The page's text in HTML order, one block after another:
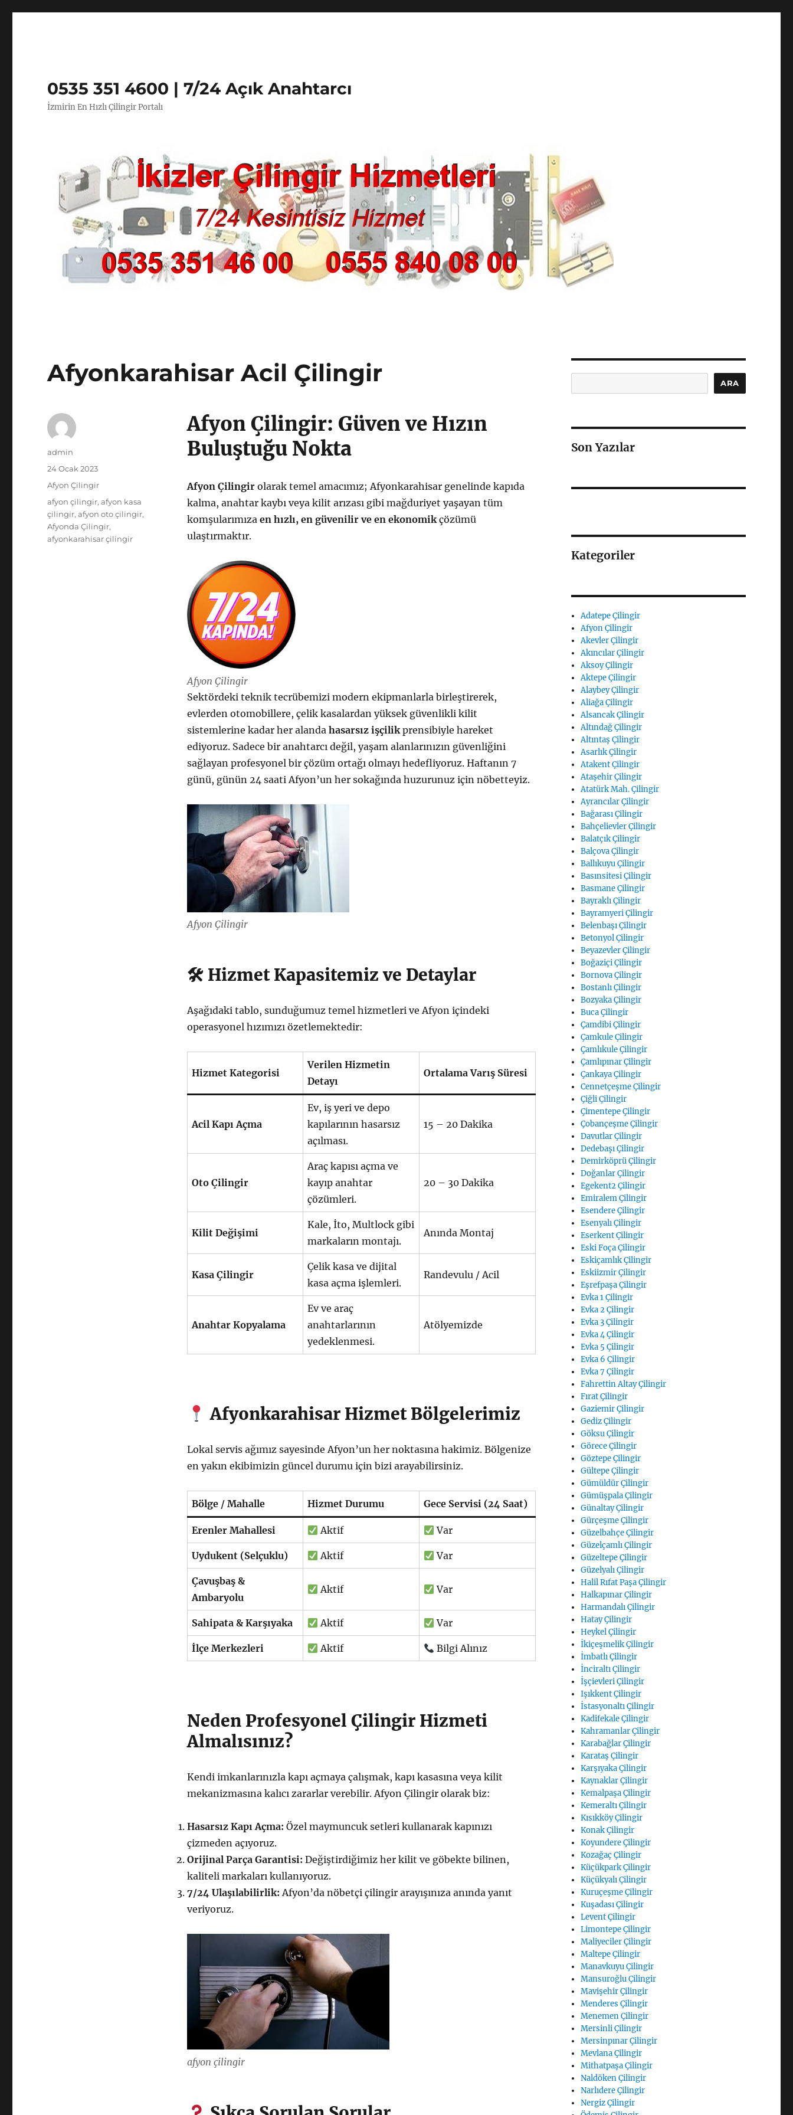
0535 351 4600 | 7/24 Açık Anahtarcı
İzmirin En Hızlı Çilingir Portalı
Afyonkarahisar Acil Çilingir
Afyon Çilingir: Güven ve Hızın
Buluştuğu Nokta
Afyon Çilingirolarak temel amacımız; Afyonkarahisar genelinde kapıda
kalma, anahtar kaybı veya kilit arızası gibi mağduriyet yaşayan tüm
komşularımıza en hızlı, en güvenilir ve en ekonomikçözümü
ulaştırmaktır.
Afyon Çilingir
Sektördeki teknik tecrübemizi modern ekipmanlarla birleştirerek,
evlerden otomobillere, çelik kasalardan yüksek güvenlikli kilit
sistemlerine kadar her alanda hasarsız işçilikprensibiyle hareket
ediyoruz. Sadece bir anahtarcı değil, yaşam alanlarınızın güvenliğini
sağlayan profesyonel bir çözüm ortağı olmayı hedefliyoruz. Haftanın 7
günü, günün 24 saati Afyon’un her sokağında huzurunuz için nöbetteyiz.
Afyon Çilingir
🛠 Hizmet Kapasitemiz ve Detaylar
Aşağıdaki tablo, sunduğumuz temel hizmetleri ve Afyon içindeki
operasyonel hızımızı özetlemektedir:
Hizmet Kategorisi
Verilen Hizmetin
Detayı
Ortalama Varış Süresi
Acil Kapı Açma
Ev, iş yeri ve depo
kapılarının hasarsız
açılması.
15 – 20 Dakika
Oto Çilingir
Araç kapısı açma ve
kayıp anahtar
çözümleri.
20 – 30 Dakika
Kilit Değişimi
Kale, İto, Multlock gibi
markaların montajı.
Anında Montaj
Kasa Çilingir
Çelik kasa ve dijital
kasa açma işlemleri.
Randevulu / Acil
Anahtar Kopyalama
Ev ve araç
anahtarlarının
yedeklenmesi.
Atölyemizde
Afyonkarahisar Hizmet Bölgelerimiz
Lokal servis ağımız sayesinde Afyon’un her noktasına hakimiz. Bölgenize
en yakın ekibimizin güncel durumu için bizi arayabilirsiniz.
Bölge / Mahalle Hizmet Durumu Gece Servisi (24 Saat)
Erenler Mahallesi Aktif Var
Uydukent (Selçuklu) Aktif Var
Çavuşbaş &
Ambaryolu
Aktif Var
Sahipata & Karşıyaka Aktif Var
İlçe Merkezleri Aktif Bilgi Alınız
Neden Profesyonel Çilingir Hizmeti
Almalısınız?
Kendi imkanlarınızla kapı açmaya çalışmak, kapı kasasına veya kilit
mekanizmasına kalıcı zararlar verebilir. Afyon Çilingir olarak biz:
Hasarsız Kapı Açma: Özel maymuncuk setleri kullanarak kapınızı
çizmeden açıyoruz.
Orijinal Parça Garantisi: Değiştirdiğimiz her kilit ve göbekte bilinen,
kaliteli markaları kullanıyoruz.
7/24 Ulaşılabilirlik: Afyon’da nöbetçi çilingir arayışınıza anında yanıt
veriyoruz.
afyon çilingir
Yazar
admin
Yayın
tarihi
24 Ocak 2023
Kategoriler
Afyon Çilingir
Etiketler
afyon çilingir,afyon kasa
çilingir,afyon oto çilingir,
Afyonda Çilingir,
afyonkarahisar çilingir
ARA
Son Yazılar
Kategoriler
Adatepe Çilingir
Afyon Çilingir
Akevler Çilingir
Akıncılar Çilingir
Aksoy Çilingir
Aktepe Çilingir
Alaybey Çilingir
Aliağa Çilingir
Alsancak Çilingir
Altındağ Çilingir
Altıntaş Çilingir
Asarlık Çilingir
Atakent Çilingir
Ataşehir Çilingir
Atatürk Mah. Çilingir
Ayrancılar Çilingir
Bağarası Çilingir
Bahçelievler Çilingir
Balatçık Çilingir
Balçova Çilingir
Ballıkuyu Çilingir
Basınsitesi Çilingir
Basmane Çilingir
Bayraklı Çilingir
Bayramyeri Çilingir
Belenbaşı Çilingir
Betonyol Çilingir
Beyazevler Çilingir
Boğaziçi Çilingir
Bornova Çilingir
Bostanlı Çilingir
Bozyaka Çilingir
Buca Çilingir
Çamdibi Çilingir
Çamkule Çilingir
Çamlıkule Çilingir
Çamlıpınar Çilingir
Çankaya Çilingir
Cennetçeşme Çilingir
Çiğli Çilingir
Çimentepe Çilingir
Çobançeşme Çilingir
Davutlar Çilingir
Dedebaşı Çilingir
Demirköprü Çilingir
Doğanlar Çilingir
Egekent2 Çilingir
Emiralem Çilingir
Esendere Çilingir
Esenyalı Çilingir
Eserkent Çilingir
Eski Foça Çilingir
Eskiçamlık Çilingir
Eskiizmir Çilingir
Eşrefpaşa Çilingir
Evka 1 Çilingir
Evka 2 Çilingir
Evka 3 Çilingir
Evka 4 Çilingir
Evka 5 Çilingir
Evka 6 Çilingir
Evka 7 Çilingir
Fahrettin Altay Çilingir
Fırat Çilingir
Gaziemir Çilingir
Gediz Çilingir
Göksu Çilingir
Görece Çilingir
Göztepe Çilingir
Gültepe Çilingir
Gümüldür Çilingir
Gümüşpala Çilingir
Günaltay Çilingir
Gürçeşme Çilingir
Güzelbahçe Çilingir
Güzelçamlı Çilingir
Güzeltepe Çilingir
Güzelyalı Çilingir
Halil Rıfat Paşa Çilingir
Halkapınar Çilingir
Harmandalı Çilingir
Hatay Çilingir
Heykel Çilingir
İkiçeşmelik Çilingir
İmbatlı Çilingir
İnciraltı Çilingir
İşçievleri Çilingir
Işıkkent Çilingir
İstasyonaltı Çilingir
Kadifekale Çilingir
Kahramanlar Çilingir
Karabağlar Çilingir
Karataş Çilingir
Karşıyaka Çilingir
Kaynaklar Çilingir
Kemalpaşa Çilingir
Kemeraltı Çilingir
Kısıkköy Çilingir
Konak Çilingir
Koyundere Çilingir
Kozağaç Çilingir
Küçükpark Çilingir
Küçükyalı Çilingir
Kuruçeşme Çilingir
Kuşadası Çilingir
Levent Çilingir
Limontepe Çilingir
Maliyeciler Çilingir
Maltepe Çilingir
Manavkuyu Çilingir
Mansuroğlu Çilingir
Mavişehir Çilingir
Menderes Çilingir
Menemen Çilingir
Mersinli Çilingir
Mersinpınar Çilingir
Mevlana Çilingir
Mithatpaşa Çilingir
Naldöken Çilingir
Narlıdere Çilingir
Nergiz Çilingir